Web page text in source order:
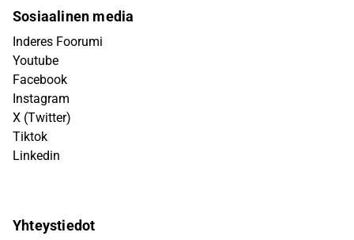
Sosiaalinen media
Inderes Foorumi
Youtube
Facebook
Instagram
X (Twitter)
Tiktok
Linkedin
Yhteystiedot